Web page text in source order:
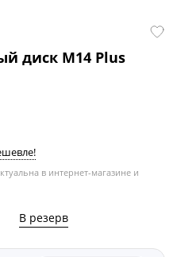
диск М14 Plus
в интернет-магазине и
В резерв